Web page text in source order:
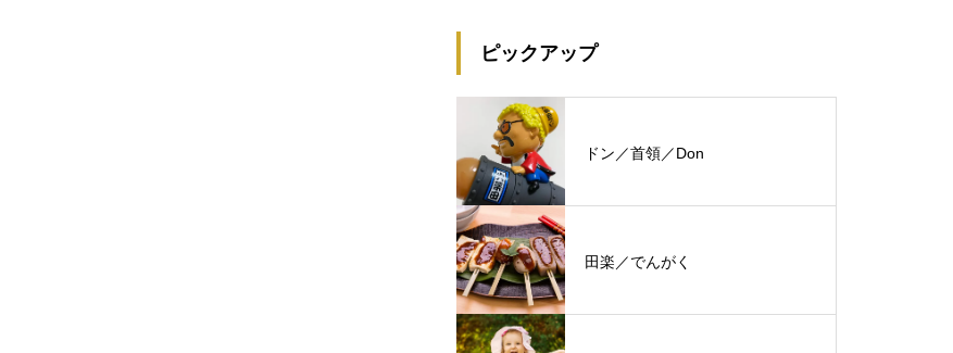
ピックアップ
ドン／首領／Don
田楽／でんがく